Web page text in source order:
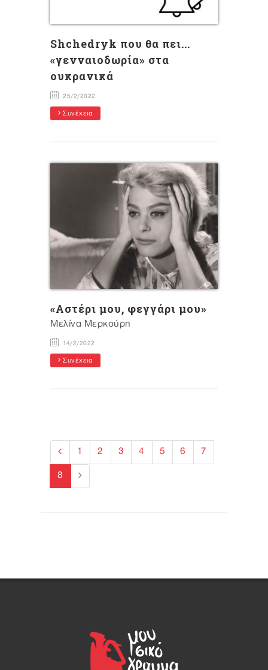
Shchedryk που θα πει...
«γενναιοδωρία» στα
ουκρανικά
25/2/2022
Συνέχεια
«Αστέρι μου, φεγγάρι μου»
Μελίνα Μερκούρη
14/2/2022
Συνέχεια
1 2 3 4 5 6 7
8